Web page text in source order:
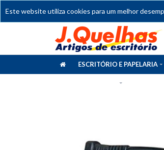
Este website utiliza cookies para um melhor
ESCRITÓRIO E PAPELARIA